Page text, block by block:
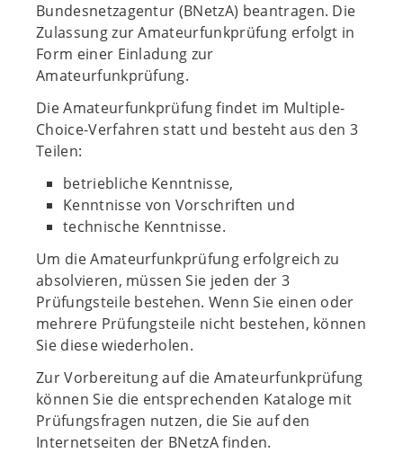
Bundesnetzagentur (BNetzA) beantragen. Die
Zulassung zur Amateurfunkprüfung erfolgt in
Form einer Einladung zur
Amateurfunkprüfung.
Die Amateurfunkprüfung findet im Multiple-
Choice-Verfahren statt und besteht aus den 3
Teilen:
betriebliche Kenntnisse,
Kenntnisse von Vorschriften und
technische Kenntnisse.
Um die Amateurfunkprüfung erfolgreich zu
absolvieren, müssen Sie jeden der 3
Prüfungsteile bestehen. Wenn Sie einen oder
mehrere Prüfungsteile nicht bestehen, können
Sie diese wiederholen.
Zur Vorbereitung auf die Amateurfunkprüfung
können Sie die entsprechenden Kataloge mit
Prüfungsfragen nutzen, die Sie auf den
Internetseiten der BNetzA finden.